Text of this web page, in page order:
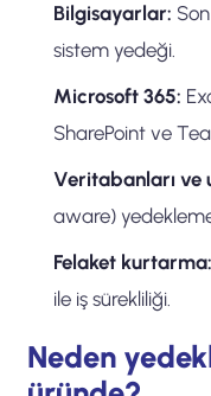
Bilgisayarlar:
sistem yedeği.
Microsoft 365:
SharePoint ve
Veritabanları ve
aware)
Felaket kurtarma:
ile iş sürekliliği.
Neden